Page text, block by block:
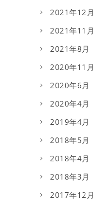
2021年12月
2021年11月
2021年8月
2020年11月
2020年6月
2020年4月
2019年4月
2018年5月
2018年4月
2018年3月
2017年12月